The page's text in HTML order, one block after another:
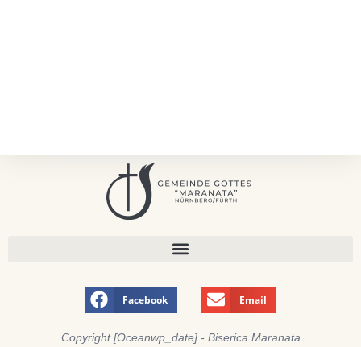
Facebook Email
Copyright [oceanwp_date] - Biserica Maranata